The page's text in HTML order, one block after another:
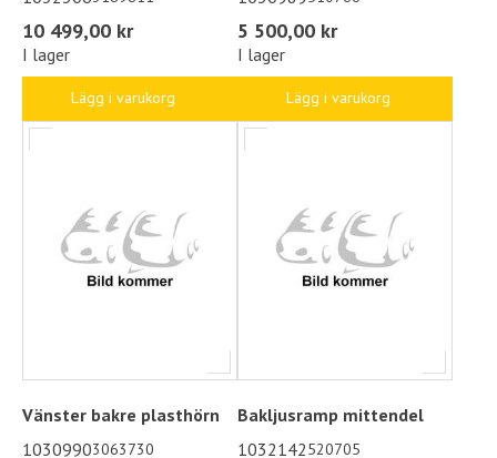
10 499,00 kr
I lager
Lägg i varukorg
5 500,00 kr
I lager
Lägg i varukorg
Vänster bakre plasthörn
10309903063730
Bakljusramp mittendel
1032142520705